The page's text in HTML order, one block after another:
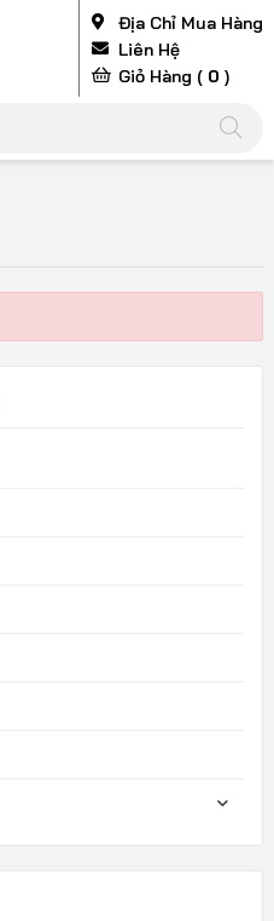
Địa Chỉ Mua Hàng
Liên Hệ
Giỏ Hàng ( 0 )